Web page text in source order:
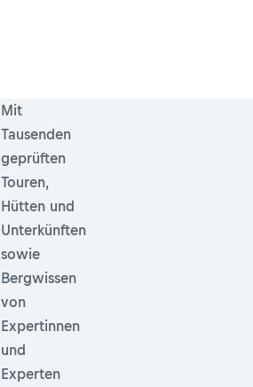
Mit
Tausenden
geprüften
Touren,
Hütten und
Unterkünften
sowie
Bergwissen
von
Expertinnen
und
Experten